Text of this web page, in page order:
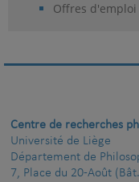
Offres d'emploi
Centre de recherches
Université de Liège
Département de
7, Place du 20-Août